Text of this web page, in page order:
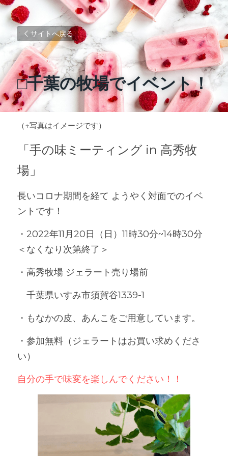
サイトへ戻る
□千葉の牧場でイベント！
（↑写真はイメージです）
「手の味ミーティング in 高秀牧
場」
長いコロナ期間を経て ようやく対面でのイベ
ントです！
・2022年11月20日（日）11時30分~14時30分
＜なくなり次第終了＞
・高秀牧場 ジェラート売り場前
千葉県いすみ市須賀谷1339-1
・もなかの皮、あんこをご用意しています。
・参加無料（ジェラートはお買い求めくださ
い）
自分の手で味変を楽しんでください！！